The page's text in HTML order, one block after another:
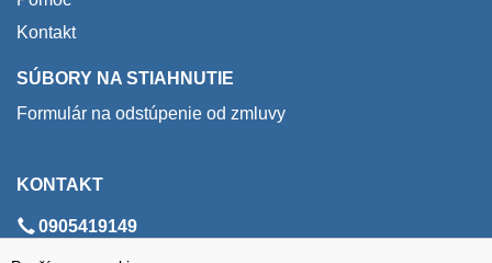
Kontakt
SÚBORY NA STIAHNUTIE
Formulár na odstúpenie od zmluvy
KONTAKT
0905419149
svencel@gmail.com